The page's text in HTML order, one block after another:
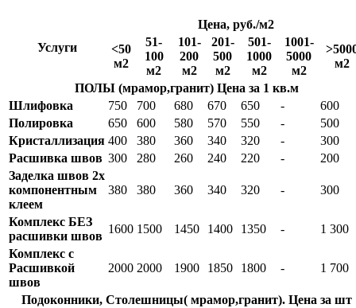
Услуги
Цена, руб./м2
<50
м2
51-
100
м2
101-
200
м2
201-
500
м2
501-
1000
м2
1001-
5000
м2
м2
ПОЛЫ (мрамор,гранит) Цена за 1 кв.м
Шлифовка
750 700 680 670 650 -
600
Полировка
650 600 580 570 550 -
500
Кристаллизация 400 380 360 340 320 -
300
Расшивка швов 300 280 260 240 220 -
200
Заделка швов 2х
компонентным
клеем
380 380 360 340 320 - 300
Комплекс БЕЗ
расшивки швов
1600 1500 1450 1400 1350 -
1 300
Комплекс с
Расшивкой
швов
2000 2000 1900 1850 1800 - 1 700
Подоконники, Столешницы( мрамор,гранит). Цена за шт